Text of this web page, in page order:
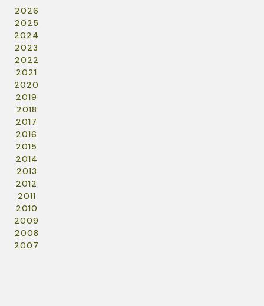
2026
2025
2024
2023
2022
2021
2020
2019
2018
2017
2016
2015
2014
2013
2012
2011
2010
2009
2008
2007